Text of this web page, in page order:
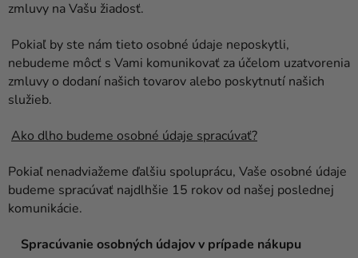
zmluvy na Vašu žiadosť.
Pokiaľ by ste nám tieto osobné údaje neposkytli,
nebudeme môcť s Vami komunikovať za účelom uzatvorenia
zmluvy o dodaní našich tovarov alebo poskytnutí našich
služieb.
Ako dlho budeme osobné údaje spracúvať?
Pokiaľ nenadviažeme ďalšiu spoluprácu, Vaše osobné údaje
budeme spracúvať najdlhšie 15 rokov od našej poslednej
komunikácie.
Spracúvanie osobných údajov v prípade nákupu